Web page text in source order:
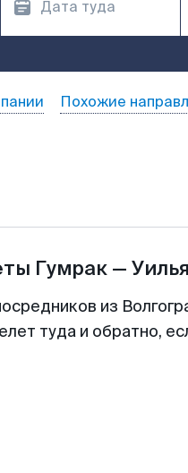
Похожие
Гумрак—
из
туда и обратно,